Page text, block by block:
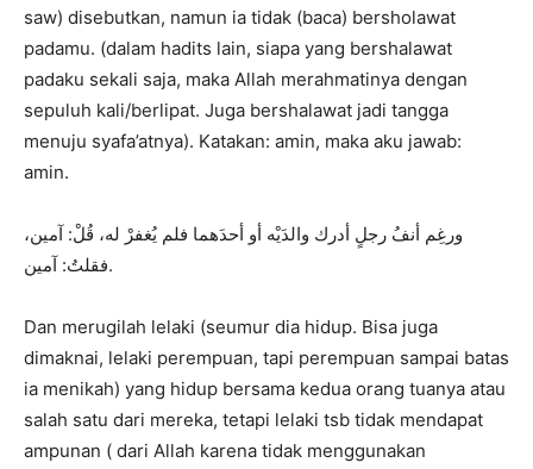
saw) disebutkan, namun ia tidak (baca) bersholawat
padamu. (dalam hadits lain, siapa yang bershalawat
padaku sekali saja, maka Allah merahmatinya dengan
sepuluh kali/berlipat. Juga bershalawat jadi tangga
menuju syafa’atnya). Katakan: amin, maka aku jawab:
amin.
ورغِم أنفُ رجلٍ أدرك والدَيْه أو أحدَهما فلم يُغفرْ له، قُلْ: آمين،
فقلتُ: آمين.
Dan merugilah lelaki (seumur dia hidup. Bisa juga
dimaknai, lelaki perempuan, tapi perempuan sampai batas
ia menikah) yang hidup bersama kedua orang tuanya atau
salah satu dari mereka, tetapi lelaki tsb tidak mendapat
ampunan ( dari Allah karena tidak menggunakan